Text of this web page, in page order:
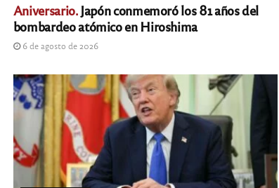
Aniversario.Japón conmemoró los 81 años del
bombardeo atómico en Hiroshima
6 de agosto de 2026